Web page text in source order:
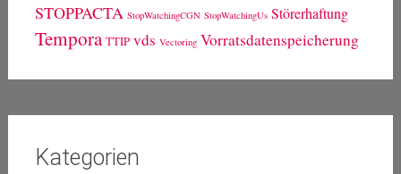
STOPPACTA StopWatchingCGN StopWatchingUs Störerhaftung
Tempora TTIP vds Vectoring Vorratsdatenspeicherung
Kategorien